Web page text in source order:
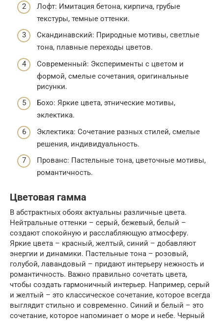
Лофт: Имитация бетона, кирпича, грубые
текстуры, темные оттенки.
Скандинавский: Природные мотивы, светлые
тона, плавные переходы цветов.
Современный: Эксперименты с цветом и
формой, смелые сочетания, оригинальные
рисунки.
Бохо: Яркие цвета, этнические мотивы,
эклектика.
Эклектика: Сочетание разных стилей, смелые
решения, индивидуальность.
Прованс: Пастельные тона, цветочные мотивы,
романтичность.
Цветовая гамма
В абстрактных обоях актуальны различные цвета.
Нейтральные оттенки – серый, бежевый, белый –
создают спокойную и расслабляющую атмосферу.
Яркие цвета – красный, желтый, синий – добавляют
энергии и динамики. Пастельные тона – розовый,
голубой, лавандовый – придают интерьеру нежность и
романтичность. Важно правильно сочетать цвета,
чтобы создать гармоничный интерьер. Например, серый
и желтый – это классическое сочетание, которое всегда
выглядит стильно и современно. Синий и белый – это
сочетание, которое напоминает о море и небе. Черный